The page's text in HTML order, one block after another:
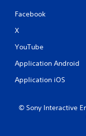
Facebook
X
YouTube
Application Android
Application iOS
© Sony Interactive